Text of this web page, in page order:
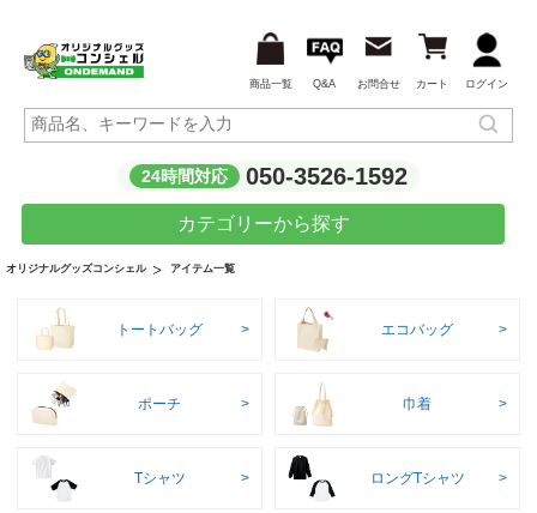
商品一覧 Q&A お問合せ カート ログイン
24時間対応 050-3526-1592
カテゴリーから探す
オリジナルグッズコンシェル アイテム一覧
トートバッグ エコバッグ
ポーチ 巾着
Tシャツ ロングTシャツ